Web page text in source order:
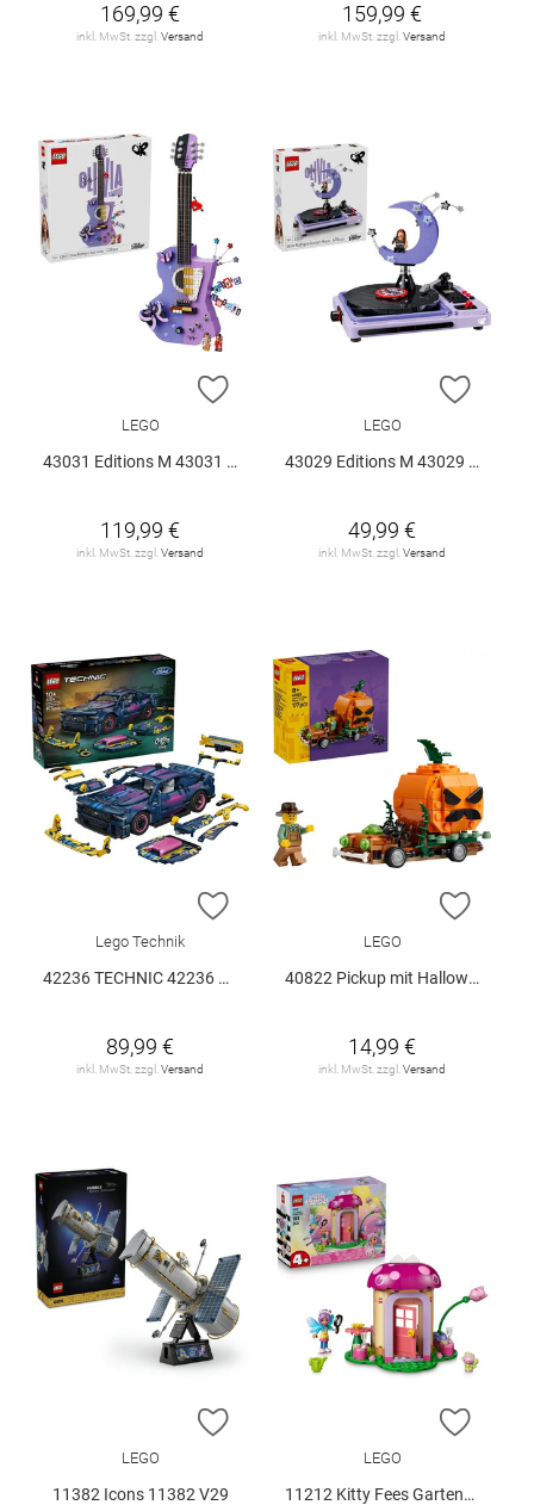
169,99 €
inkl. MwSt. zzgl.Versand
159,99 €
inkl. MwSt. zzgl.Versand
ZUR WUNSCHLISTE HINZUFÜGEN
LEGO
43031 Editions M 43031 V29
119,99 €
inkl. MwSt. zzgl. Versand
ZUR
LEGO
43029 Editions M 43029 V29
49,99 €
inkl. MwSt. zzgl. Versand
ZUR WUNSCHLISTE HINZUFÜGEN
Lego Technik
42236 TECHNIC 42236 V29
89,99 €
inkl. MwSt. zzgl. Versand
ZUR
LEGO
40822 Pickup mit Halloweenkürbis V29
14,99 €
inkl. MwSt. zzgl. Versand
ZUR WUNSCHLISTE HINZUFÜGEN
LEGO
11382 Icons 11382 V29
ZUR
LEGO
11212 Kitty Fees Gartenhaus V29